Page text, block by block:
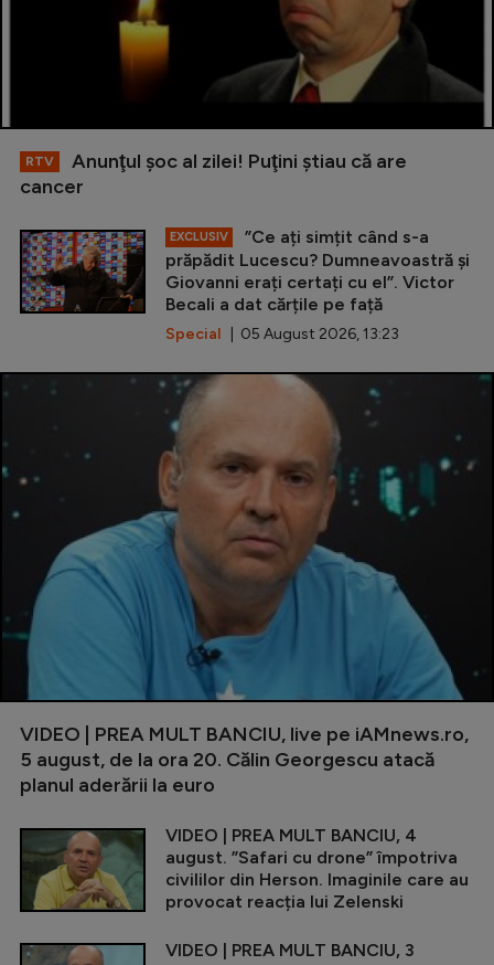
RTV
Anunţul şoc al zilei! Puţini ştiau că are
cancer
EXCLUSIV
”Ce ați simțit când s-a
prăpădit Lucescu? Dumneavoastră și
Giovanni erați certați cu el”. Victor
Becali a dat cărțile pe față
Special | 05 August 2026, 13:23
VIDEO | PREA MULT BANCIU, live pe iAMnews.ro,
5 august, de la ora 20. Călin Georgescu atacă
planul aderării la euro
VIDEO | PREA MULT BANCIU, 4
august. ”Safari cu drone” împotriva
civililor din Herson. Imaginile care au
provocat reacția lui Zelenski
VIDEO | PREA MULT BANCIU, 3